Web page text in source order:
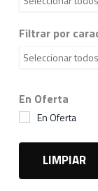
Filtrar por
Seleccionar todos
En Oferta
En Oferta
LIMPIAR